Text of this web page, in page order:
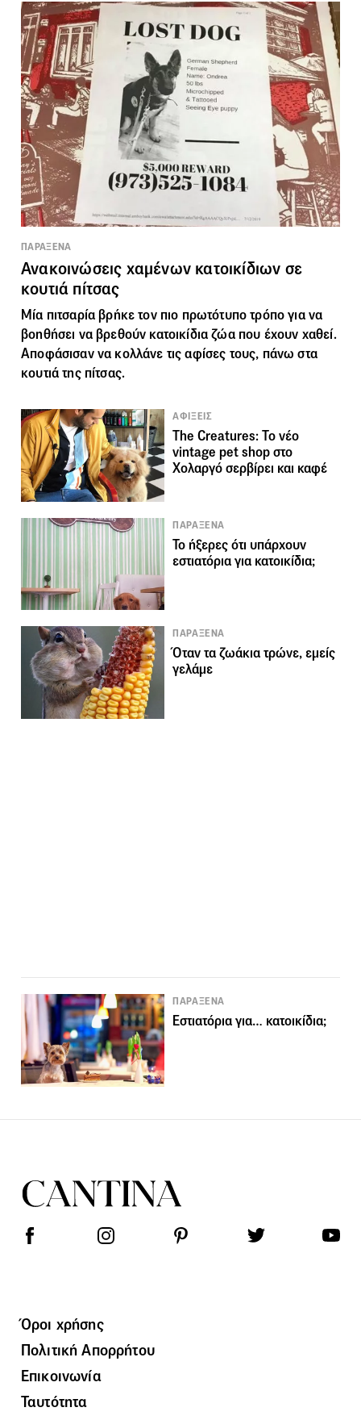
ΠΑΡΑΞΕΝΑ
Ανακοινώσεις χαμένων κατοικίδιων σε
κουτιά πίτσας
Μία πιτσαρία βρήκε τον πιο πρωτότυπο τρόπο για να
βοηθήσει να βρεθούν κατοικίδια ζώα που έχουν χαθεί.
Αποφάσισαν να κολλάνε τις αφίσες τους, πάνω στα
κουτιά της πίτσας.
ΑΦΙΞΕΙΣ
The Creatures: Το νέο
vintage pet shop στο
Χολαργό σερβίρει και καφέ
ΠΑΡΑΞΕΝΑ
To ήξερες ότι υπάρχουν
εστιατόρια για κατοικίδια;
ΠΑΡΑΞΕΝΑ
Όταν τα ζωάκια τρώνε, εμείς
γελάμε
ΠΑΡΑΞΕΝΑ
Εστιατόρια για… κατοικίδια;
Όροι χρήσης
Πολιτική Απορρήτου
Επικοινωνία
Ταυτότητα